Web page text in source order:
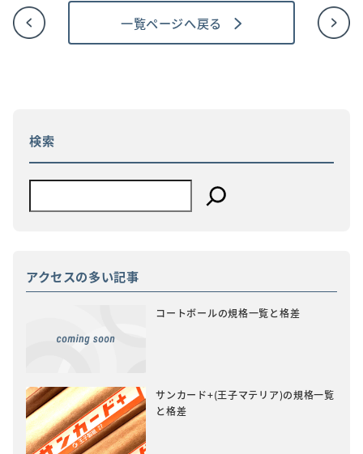
一覧ページへ戻る
検索
アクセスの多い記事
コートボールの規格一覧と格差
サンカード+(王子マテリア)の規格一覧
と格差